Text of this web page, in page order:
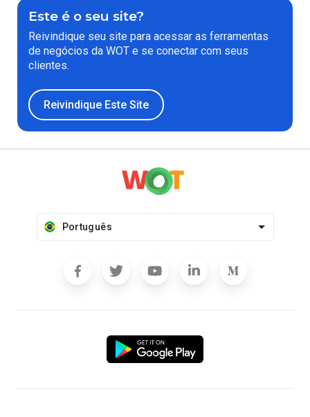
Este é o seu site?
Reivindique seu site para acessar as ferramentas
de negócios da WOT e se conectar com seus
clientes.
Reivindique Este Site
Português